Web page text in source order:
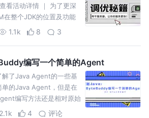
看活动详情 ｜ 为了更深
整个JDK的位置及功能
1.1k 8 3
编写一个简单的Agent
解了Java Agent的一些基
单的Java Agent，但是在
编写方法还是相对原始
成和操作利器
2.1k 4 评论